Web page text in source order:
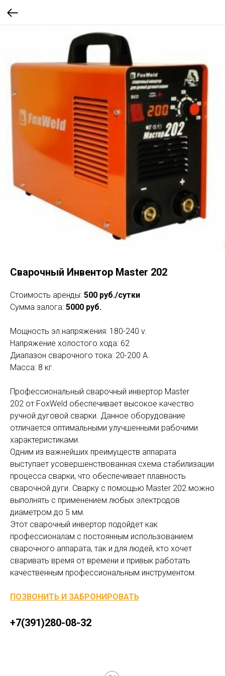
Сварочный Инвентор Master 202
Стоимость аренды: 500 руб./сутки
Сумма залога: 5000 руб.
Мощность эл.напряжения: 180-240 v.
Напряжение холостого хода: 62
Диапазон сварочного тока: 20-200 А.
Масса: 8 кг.
Профессиональный сварочный инвертор Master
202 от FoxWeld обеспечивает высокое качество
ручной дуговой сварки. Данное оборудование
отличается оптимальными улучшенными рабочими
характеристиками.
Одним из важнейших преимуществ аппарата
выступает усовершенствованная схема стабилизации
процесса сварки, что обеспечивает плавность
сварочной дуги. Сварку с помощью Master 202 можно
выполнять с применением любых электродов
диаметром до 5 мм.
Этот сварочный инвертор подойдет как
профессионалам с постоянным использованием
сварочного аппарата, так и для людей, кто хочет
сваривать время от времени и привык работать
качественным профессиональным инструментом.
ПОЗВОНИТЬ И ЗАБРОНИРОВАТЬ
+7(391)280-08-32